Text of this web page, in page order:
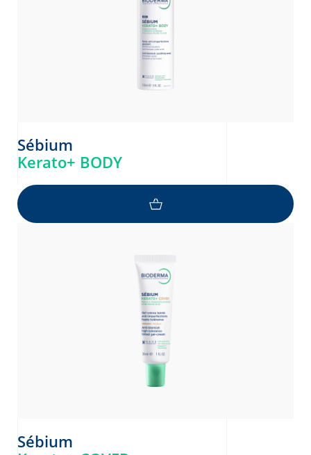
Sébium
Kerato+ BODY
Sébium